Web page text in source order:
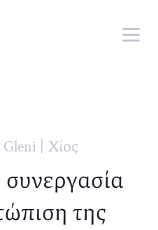
| Χίος
της